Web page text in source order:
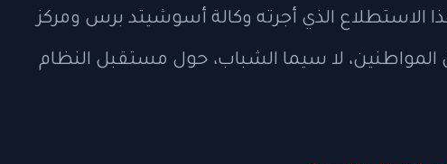
الذي أجرته وكالة أسوشيتد برس ومركز
المواطنين، لا سيما الشباب، حول مستقبل النظام